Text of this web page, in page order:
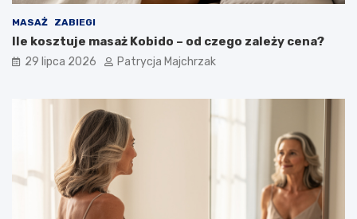
MASAŻ ZABIEGI
Ile kosztuje masaż Kobido – od czego zależy cena?
29 lipca 2026 Patrycja Majchrzak